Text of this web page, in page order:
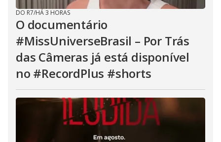
DO R7/HÁ 3 HORAS
O documentário
#MissUniverseBrasil – Por Trás
das Câmeras já está disponível
no #RecordPlus #shorts